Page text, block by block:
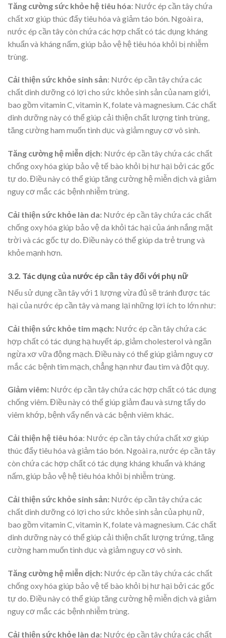
Tăng cường sức khỏe hệ tiêu hóa: Nước ép cần tây chứa
chất xơ giúp thúc đẩy tiêu hóa và giảm táo bón. Ngoài ra,
nước ép cần tây còn chứa các hợp chất có tác dụng kháng
khuẩn và kháng nấm, giúp bảo vệ hệ tiêu hóa khỏi bị nhiễm
trùng.
Cải thiện sức khỏe sinh sản: Nước ép cần tây chứa các
chất dinh dưỡng có lợi cho sức khỏe sinh sản của nam giới,
bao gồm vitamin C, vitamin K, folate và magnesium. Các chất
dinh dưỡng này có thể giúp cải thiện chất lượng tinh trùng,
tăng cường ham muốn tình dục và giảm nguy cơ vô sinh.
Tăng cường hệ miễn dịch: Nước ép cần tây chứa các chất
chống oxy hóa giúp bảo vệ tế bào khỏi bị hư hại bởi các gốc
tự do. Điều này có thể giúp tăng cường hệ miễn dịch và giảm
nguy cơ mắc các bệnh nhiễm trùng.
Cải thiện sức khỏe làn da: Nước ép cần tây chứa các chất
chống oxy hóa giúp bảo vệ da khỏi tác hại của ánh nắng mặt
trời và các gốc tự do. Điều này có thể giúp da trẻ trung và
khỏe mạnh hơn.
3.2. Tác dụng của nước ép cần tây đối với phụ nữ
Nếu sử dụng cần tây với 1 lượng vừa đủ sẽ tránh được tác
hại của nước ép cần tây và mang lại những lợi ích to lớn như:
Cải thiện sức khỏe tim mạch: Nước ép cần tây chứa các
hợp chất có tác dụng hạ huyết áp, giảm cholesterol và ngăn
ngừa xơ vữa động mạch. Điều này có thể giúp giảm nguy cơ
mắc các bệnh tim mạch, chẳng hạn như đau tim và đột quỵ.
Giảm viêm: Nước ép cần tây chứa các hợp chất có tác dụng
chống viêm. Điều này có thể giúp giảm đau và sưng tấy do
viêm khớp, bệnh vẩy nến và các bệnh viêm khác.
Cải thiện hệ tiêu hóa: Nước ép cần tây chứa chất xơ giúp
thúc đẩy tiêu hóa và giảm táo bón. Ngoài ra, nước ép cần tây
còn chứa các hợp chất có tác dụng kháng khuẩn và kháng
nấm, giúp bảo vệ hệ tiêu hóa khỏi bị nhiễm trùng.
Cải thiện sức khỏe sinh sản: Nước ép cần tây chứa các
chất dinh dưỡng có lợi cho sức khỏe sinh sản của phụ nữ,
bao gồm vitamin C, vitamin K, folate và magnesium. Các chất
dinh dưỡng này có thể giúp cải thiện chất lượng trứng, tăng
cường ham muốn tình dục và giảm nguy cơ vô sinh.
Tăng cường hệ miễn dịch: Nước ép cần tây chứa các chất
chống oxy hóa giúp bảo vệ tế bào khỏi bị hư hại bởi các gốc
tự do. Điều này có thể giúp tăng cường hệ miễn dịch và giảm
nguy cơ mắc các bệnh nhiễm trùng.
Cải thiện sức khỏe làn da: Nước ép cần tây chứa các chất